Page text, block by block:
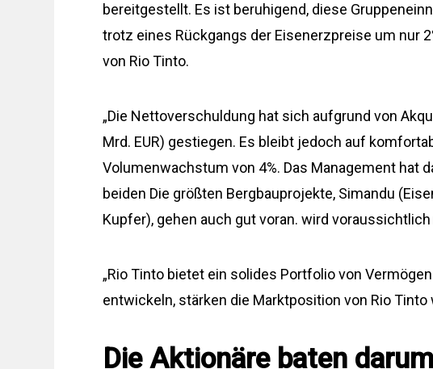
bereitgestellt. Es ist beruhigend, diese
trotz eines Rückgangs der Eisenerzpreise um nur
von Rio Tinto.
„Die Nettoverschuldung hat sich aufgrund von
Mrd. EUR) gestiegen. Es bleibt jedoch auf
Volumenwachstum von 4%. Das Management hat
beiden Die größten Bergbauprojekte, Simandu
Kupfer), gehen auch gut voran. wird
„Rio Tinto bietet ein solides Portfolio von
entwickeln, stärken die Marktposition von Rio Tinto
Die Aktionäre baten